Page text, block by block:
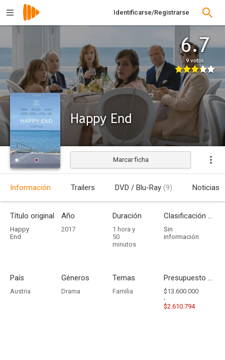
Identificarse/Registrarse
6.7
9 votos
Happy End
Estrenada
Marcar ficha
Información Trailers DVD / Blu-Ray (9) Noticias
Título original
Happy
End
Año
2017
Duración
1 hora y
50
minutos
Clasificación por edades
Sin
información
País
Austria
Géneros
Drama
Temas
Familia
Presupuesto - Ingresos
$13.600.000
-
$2.610.794